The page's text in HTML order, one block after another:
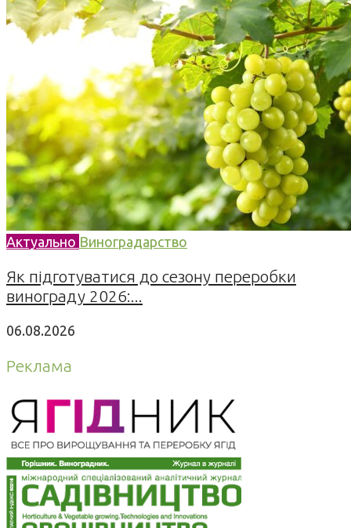
Актуально Виноградарство
Як підготуватися до сезону переробки
винограду 2026:...
06.08.2026
Реклама